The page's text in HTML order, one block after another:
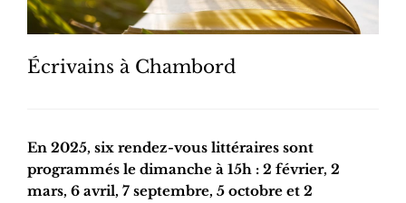
Écrivains à Chambord
En 2025, six rendez-vous littéraires sont
programmés le dimanche à 15h : 2 février, 2
mars, 6 avril, 7 septembre, 5 octobre et 2